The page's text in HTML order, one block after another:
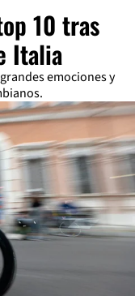
10 tras
Italia
emociones y